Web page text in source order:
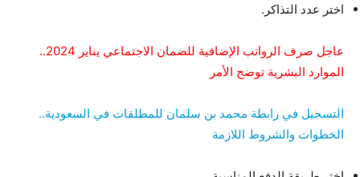
اختر عدد التذاكر.
عاجل صرف الرواتب الإضافية للضمان الاجتماعي يناير 2024..
الموارد البشرية توضح الأمر
التسجيل في رابطة محمد بن سلمان للمطلقات في السعودية..
الخطوات والشروط اللازمة